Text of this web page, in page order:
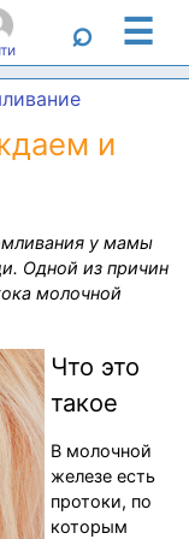
⌕ ☰
и
у мамы
Одной из причин
молочной
Что это
такое
В молочной
железе есть
протоки, по
которым